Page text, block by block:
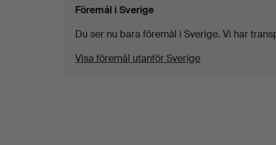
Föremål i Sverige
Du ser nu bara föremål i Sverige. Vi har
Visa föremål utanför Sverige